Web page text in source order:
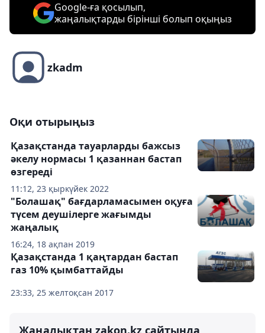
Google-ға қосылып,
жаңалықтарды бірінші болып оқыңыз
zkadm
Оқи отырыңыз
11:12, 23 қыркүйек 2022
Қазақстанда тауарларды бажсыз
әкелу нормасы 1 қазаннан бастап
өзгереді
16:24, 18 ақпан 2019
"Болашақ" бағдарламасымен оқуға
түсем деушілерге жағымды
жаңалық
23:33, 25 желтоқсан 2017
Қазақстанда 1 қаңтардан бастап
газ 10% қымбаттайды
Жаңалықтан zakon.kz сайтында